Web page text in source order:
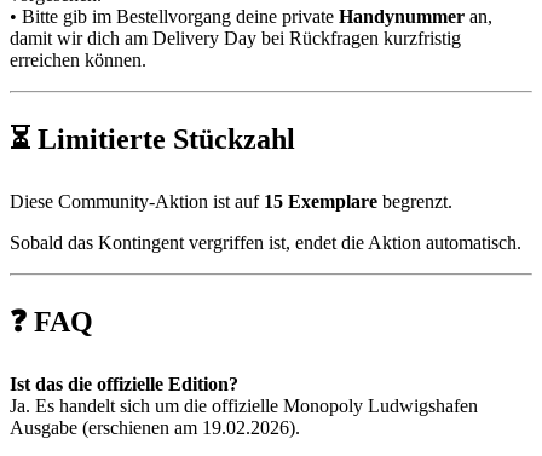
• Bitte gib im Bestellvorgang deine private Handynummer an,
damit wir dich am Delivery Day bei Rückfragen kurzfristig
erreichen können.
⏳ Limitierte Stückzahl
Diese Community-Aktion ist auf 15 Exemplare begrenzt.
Sobald das Kontingent vergriffen ist, endet die Aktion automatisch.
❓ FAQ
Ist das die offizielle Edition?
Ja. Es handelt sich um die offizielle Monopoly Ludwigshafen
Ausgabe (erschienen am 19.02.2026).